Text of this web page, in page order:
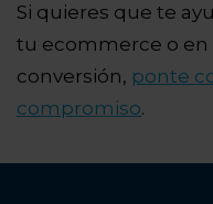
Si quieres que te
tu ecommerce o en
conversión, ponte
compromiso.